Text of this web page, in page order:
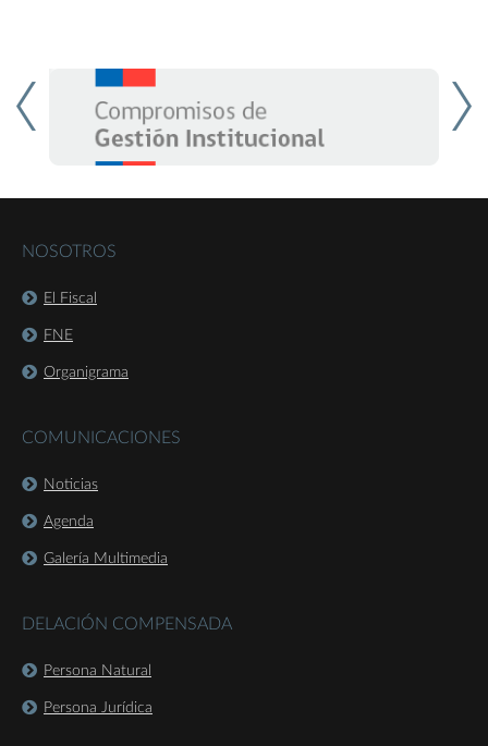
NOSOTROS
El Fiscal
FNE
Organigrama
COMUNICACIONES
Noticias
Agenda
Galería Multimedia
DELACIÓN COMPENSADA
Persona Natural
Persona Jurídica